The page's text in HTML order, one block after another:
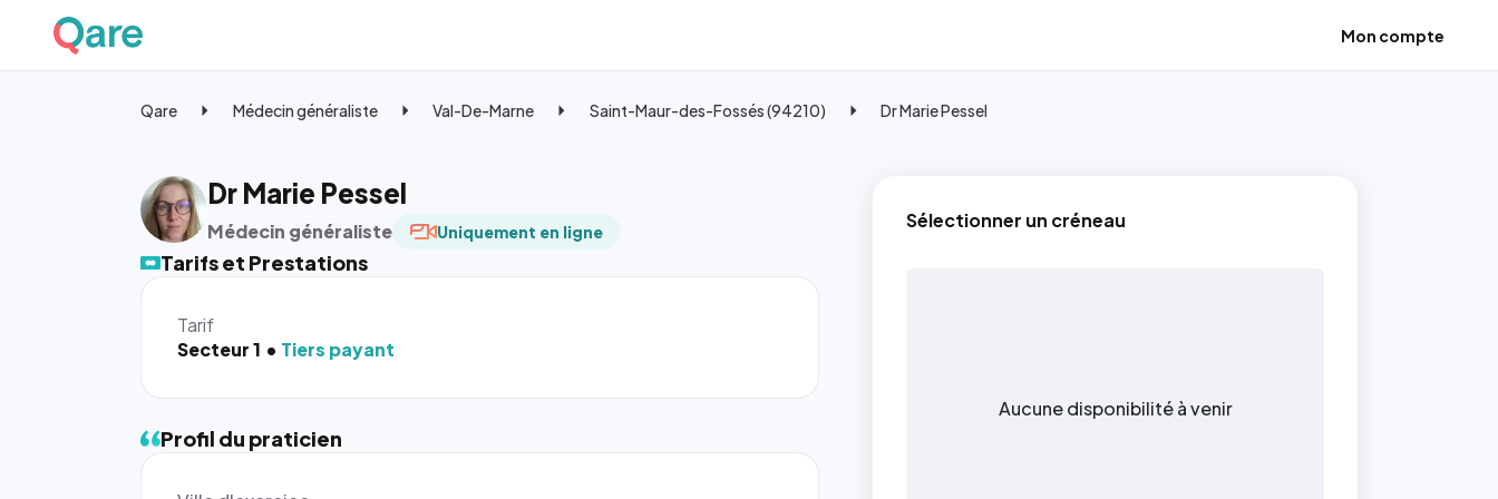
Mon compte
Qare Médecin généraliste Val-De-Marne Saint-Maur-des-Fossés (94210) Dr Marie Pessel
Dr Marie Pessel
Médecin généraliste Uniquement en ligne
Tarifs et Prestations
Tarif
Secteur 1
Tiers payant
Sélectionner un créneau
Aucune disponibilité à venir
Profil du praticien